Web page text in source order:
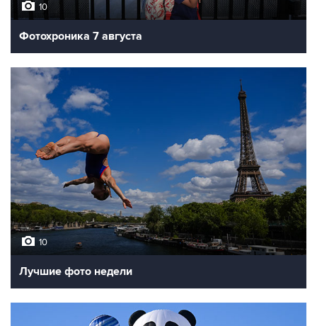
10
Фотохроника 7 августа
10
Лучшие фото недели